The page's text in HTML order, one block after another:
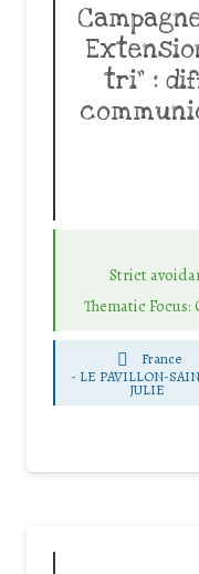
tri” :
Strict
Thematic Focus:
France
- LE PAVILLON-
JULIE